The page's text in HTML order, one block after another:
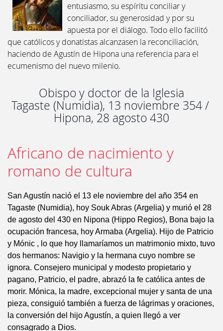
entusiasmo, su espíritu conciliar y
conciliador, su generosidad y por su
apuesta por el diálogo. Todo ello facilitó
que católicos y donatistas alcanzasen la reconciliación,
haciendo de Agustín de Hipona una referencia para el
ecumenismo del nuevo milenio.
Obispo y doctor de la Iglesia
Tagaste (Numidia), 13 noviembre 354 /
Hipona, 28 agosto 430
Africano de nacimiento y
romano de cultura
San Agustín nació el 13 ele noviembre del año 354 en
Tagaste (Numidia), hoy Souk Abras (Argelia) y murió el 28
de agosto del 430 en Nipona (Hippo Regios), Bona bajo la
ocupación francesa, hoy Armaba (Argelia). Hijo de Patricio
y Mónic , lo que hoy llamaríamos un matrimonio mixto, tuvo
dos hermanos: Navigio y la hermana cuyo nombre se
ignora. Consejero municipal y modesto propietario y
pagano, Patricio, el padre, abrazó la fe católica antes de
morir. Mónica, la madre, excepcional mujer y santa de una
pieza, consiguió también a fuerza de lágrimas y oraciones,
la conversión del hijo Agustín, a quien llegó a ver
consagrado a Dios.